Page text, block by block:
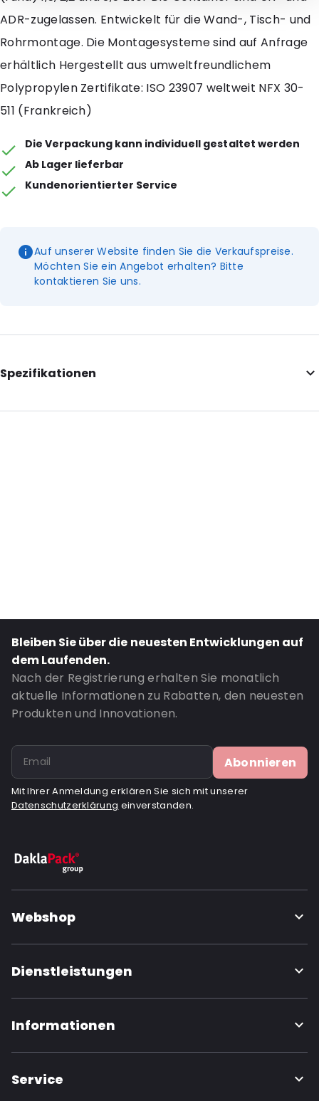
ADR-zugelassen. Entwickelt für die Wand-, Tisch- und
Rohrmontage. Die Montagesysteme sind auf Anfrage
erhältlich Hergestellt aus umweltfreundlichem
Polypropylen Zertifikate: ISO 23907 weltweit NFX 30-
511 (Frankreich)
Die Verpackung kann individuell gestaltet werden
Ab Lager lieferbar
Kundenorientierter Service
Auf unserer Website finden Sie die Verkaufspreise.
Möchten Sie ein Angebot erhalten? Bitte
kontaktieren Sie uns.
Spezifikationen
External Height: 152
Bleiben Sie über die neuesten Entwicklungen auf
dem Laufenden.
Nach der Registrierung erhalten Sie monatlich
aktuelle Informationen zu Rabatten, den neuesten
Produkten und Innovationen.
Abonnieren
Mit Ihrer Anmeldung erklären Sie sich mit unserer
Datenschutzerklärung einverstanden.
Webshop
Dienstleistungen
Informationen
Service